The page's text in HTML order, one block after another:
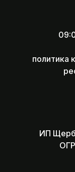
политика
ИП